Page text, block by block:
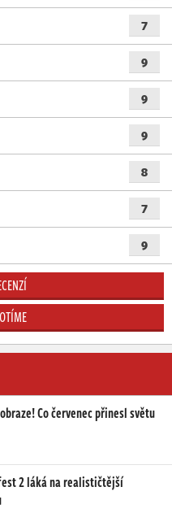
7
9
9
9
8
7
9
Co červenec přinesl světu
2 láká na realističtější